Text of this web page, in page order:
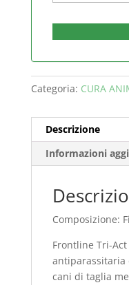
Categoria: CURA
Descrizione
Informazioni
Composizione:
Frontline Tri-
antiparassitaria
cani di taglia